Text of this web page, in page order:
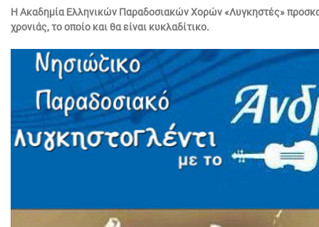
Η Ακαδημία Ελληνικών Παραδοσιακών Χορών «Λυγκηστές»
χρονιάς, το οποίο και θα είναι κυκλαδίτικο.